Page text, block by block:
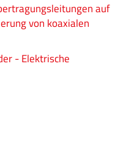
auf
von koaxialen
- Elektrische